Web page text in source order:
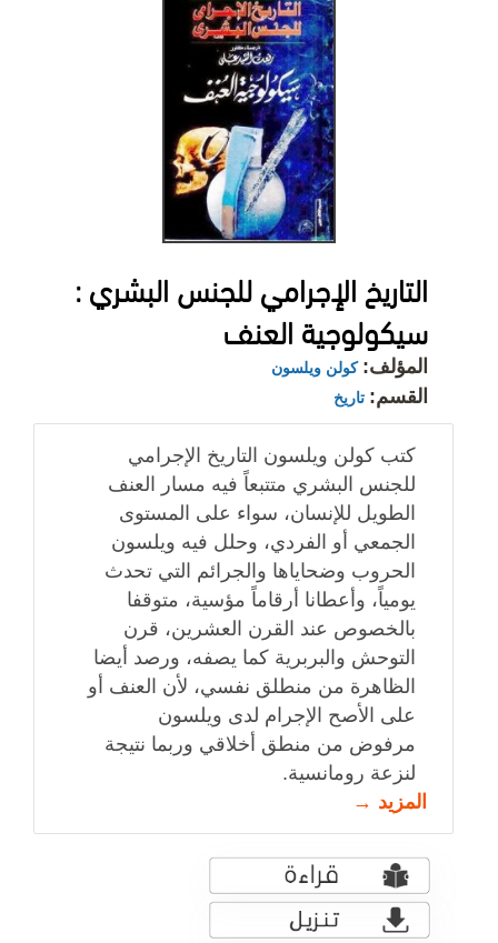
التاريخ الإجرامي للجنس البشري :
سيكولوجية العنف
المؤلف: كولن ويلسون
القسم: تاريخ
كتب كولن ويلسون التاريخ الإجرامي
للجنس البشري متتبعاً فيه مسار العنف
الطويل للإنسان، سواء على المستوى
الجمعي أو الفردي، وحلل فيه ويلسون
الحروب وضحاياها والجرائم التي تحدث
يومياً، وأعطانا أرقاماً مؤسية، متوقفا
بالخصوص عند القرن العشرين، قرن
التوحش والبربرية كما يصفه، ورصد أيضا
الظاهرة من منطلق نفسي، لأن العنف أو
على الأصح الإجرام لدى ويلسون
مرفوض من منطق أخلاقي وربما نتيجة
لنزعة رومانسية.
المزيد →